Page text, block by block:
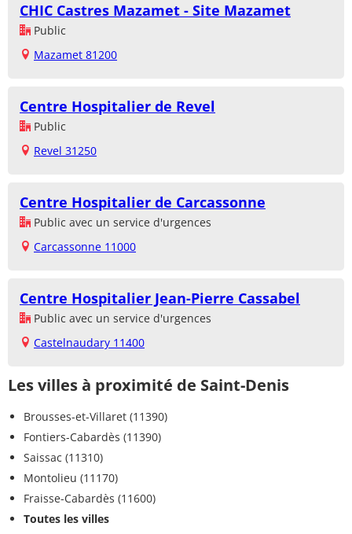
CHIC Castres Mazamet - Site Mazamet
Public
Mazamet 81200
Centre Hospitalier de Revel
Public
Revel 31250
Centre Hospitalier de Carcassonne
Public avec un service d'urgences
Carcassonne 11000
Centre Hospitalier Jean-Pierre Cassabel
Public avec un service d'urgences
Castelnaudary 11400
Les villes à proximité de Saint-Denis
Brousses-et-Villaret (11390)
Fontiers-Cabardès (11390)
Saissac (11310)
Montolieu (11170)
Fraisse-Cabardès (11600)
Toutes les villes